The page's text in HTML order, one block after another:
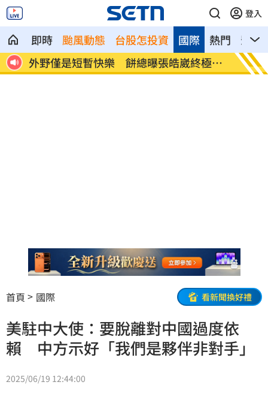
登入
即時 颱風動態 台股怎投資 熱門 影音
國際
休 外野僅是短暫快樂 餅總曝張皓崴終極目
標
想靠
首頁 國際 看新聞換好禮
美駐中大使：要脫離對中國過度依
賴 中方示好「我們是夥伴非對手」
2025/06/19 12:44:00